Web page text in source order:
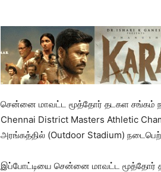
சென்னை மாவட்ட மூத்தோர் தடகள சங்கம்
Chennai District Masters Athletic
அரங்கத்தில் (Outdoor Stadium)
இப்போட்டியை சென்னை மாவட்ட மூத்தோர்